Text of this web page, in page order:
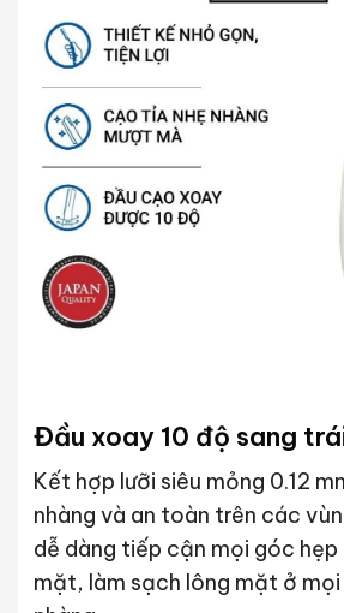
Đầu xoay 10 độ sang
Kết hợp lưỡi siêu mỏng 0.12
nhàng và an toàn trên các
dễ dàng tiếp cận mọi góc hẹp
mặt, làm sạch lông mặt ở